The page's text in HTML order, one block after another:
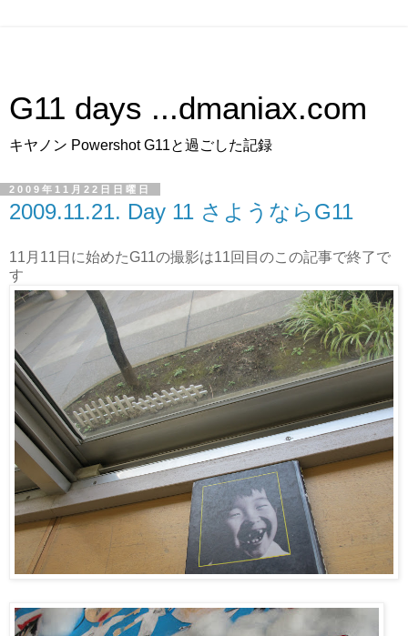
G11 days ...dmaniax.com
キヤノン Powershot G11と過ごした記録
2009年11月22日日曜日
2009.11.21. Day 11 さようならG11
11月11日に始めたG11の撮影は11回目のこの記事で終了で
す